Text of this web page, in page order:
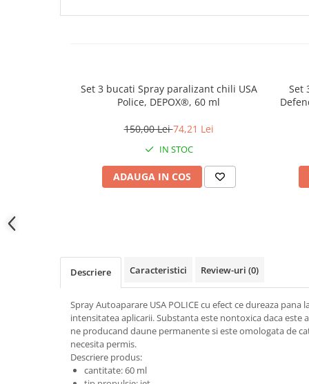
Accesori casa & gradina
Accesorii mese si scaune
Articole Craciun
Ascutitoare si seturi de ascutire
Corpuri de iluminat
Electrocasnice
Set 3 bucati Spray paralizant chili USA
Police, DEPOX®, 60 ml
150,00 Lei74,21 Lei
IN STOC
ADAUGA IN COS
Set
Descriere Caracteristici Review-uri (0)
Spray Autoaparare USA POLICE cu efect ce dureaza pana
intensitatea aplicarii. Substanta este nontoxica daca
ne producand daune permanente si este omologata de
necesita permis.
Descriere produs:
cantitate: 60 ml